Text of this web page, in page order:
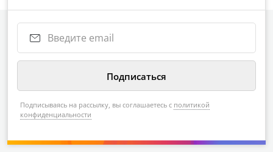
Подписываясь на рассылку, вы соглашаетесь с политикой
конфиденциальности